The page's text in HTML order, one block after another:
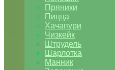
Пряники
Пицца
Хачапури
Чизкейк
Штрудель
Шарлотка
Манник